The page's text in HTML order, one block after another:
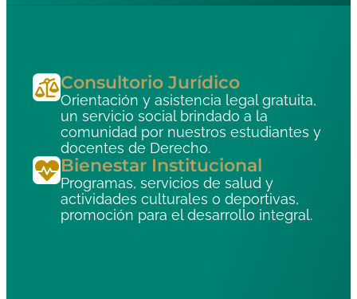
Consultorio Jurídico
Orientación y asistencia legal gratuita,
un servicio social brindado a la
comunidad por nuestros estudiantes y
docentes de Derecho.
Bienestar Institucional
Programas, servicios de salud y
actividades culturales o deportivas,
promoción para el desarrollo integral.